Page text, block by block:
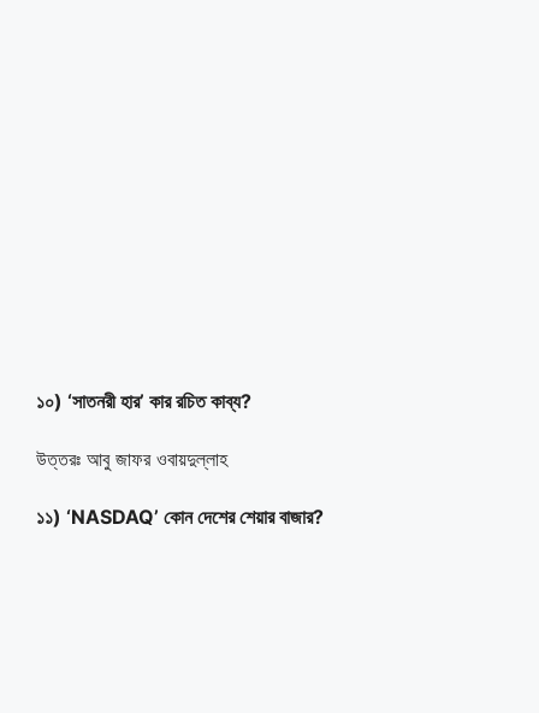
১০) ‘সাতনরী হার’ কার রচিত কাব্য?
উত্তরঃ আবু জাফর ওবায়দুল্লাহ
১১) ‘NASDAQ’ কোন দেশের শেয়ার বাজার?